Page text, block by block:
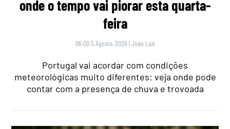
onde o tempo vai piorar esta quarta-
feira
06:00 5 Agosto, 2026 |João Luís
Portugal vai acordar com condições
meteorológicas muito diferentes: veja onde pode
contar com a presença de chuva e trovoada